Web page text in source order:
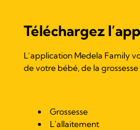
Téléchargez
L’application Medela Family
de votre bébé, de la grossesse
Grossesse
L'allaitement